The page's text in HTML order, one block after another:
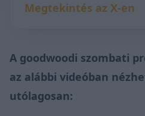
Megtekintés az X-en
A goodwoodi szombati
az alábbi videóban
utólagosan: